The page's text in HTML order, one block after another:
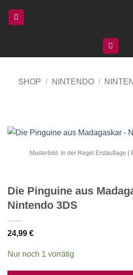
Inhalt
SHOP / NINTENDO /
Musterbild. In der Regel Erstauflage (
Die Pinguine aus
Nintendo 3DS
24,99 €
Nur noch 1 vorrätig